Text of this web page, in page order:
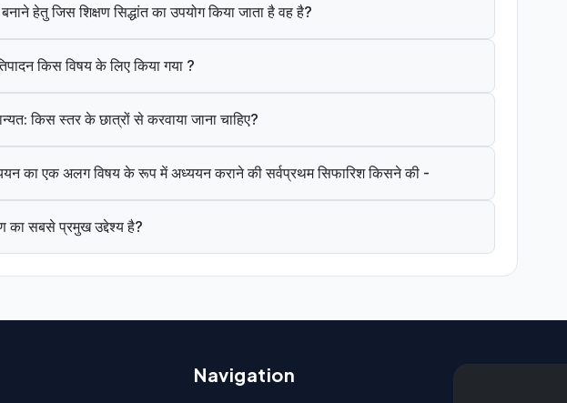
बनाने हेतु जिस शिक्षण सिद्धांत का उपयोग किया जाता है वह है?
किस विषय के लिए किया गया ?
किस स्तर के छात्रों से करवाया जाना चाहिए?
का एक अलग विषय के रूप में अध्ययन कराने की सर्वप्रथम सिफारिश किसने की -
का सबसे प्रमुख उद्देश्य है?
Navigation